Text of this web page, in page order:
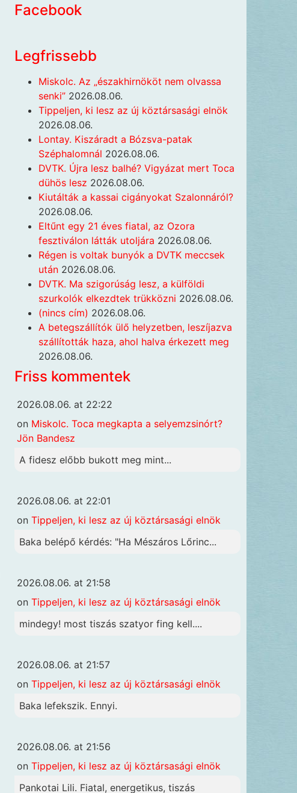
Facebook
Legfrissebb
Miskolc. Az „északhirnököt nem olvassa
senki” 2026.08.06.
Tippeljen, ki lesz az új köztársasági elnök
2026.08.06.
Lontay. Kiszáradt a Bózsva-patak
Széphalomnál 2026.08.06.
DVTK. Újra lesz balhé? Vigyázat mert Toca
dühös lesz 2026.08.06.
Kiutálták a kassai cigányokat Szalonnáról?
2026.08.06.
Eltűnt egy 21 éves fiatal, az Ozora
fesztiválon látták utoljára 2026.08.06.
Régen is voltak bunyók a DVTK meccsek
után 2026.08.06.
DVTK. Ma szigorúság lesz, a külföldi
szurkolók elkezdtek trükközni 2026.08.06.
(nincs cím) 2026.08.06.
A betegszállítók ülő helyzetben, leszíjazva
szállították haza, ahol halva érkezett meg
2026.08.06.
Friss kommentek
2026.08.06. at 22:22
on Miskolc. Toca megkapta a selyemzsinórt?
Jön Bandesz
A fidesz előbb bukott meg mint...
2026.08.06. at 22:01
on Tippeljen, ki lesz az új köztársasági elnök
Baka belépő kérdés: "Ha Mészáros Lőrinc...
2026.08.06. at 21:58
on Tippeljen, ki lesz az új köztársasági elnök
mindegy! most tiszás szatyor fing kell....
2026.08.06. at 21:57
on Tippeljen, ki lesz az új köztársasági elnök
Baka lefekszik. Ennyi.
2026.08.06. at 21:56
on Tippeljen, ki lesz az új köztársasági elnök
Pankotai Lili. Fiatal, energetikus, tiszás